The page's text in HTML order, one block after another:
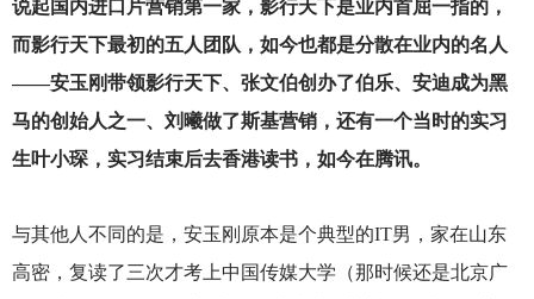
说起国内进口片营销第一家，影行天下是业内首屈一指的，
而影行天下最初的五人团队，如今也都是分散在业内的名人
——安玉刚带领影行天下、张文伯创办了伯乐、安迪成为黑
马的创始人之一、刘曦做了斯基营销，还有一个当时的实习
生叶小琛，实习结束后去香港读书，如今在腾讯。
与其他人不同的是，安玉刚原本是个典型的IT男，家在山东
高密，复读了三次才考上中国传媒大学（那时候还是北京广